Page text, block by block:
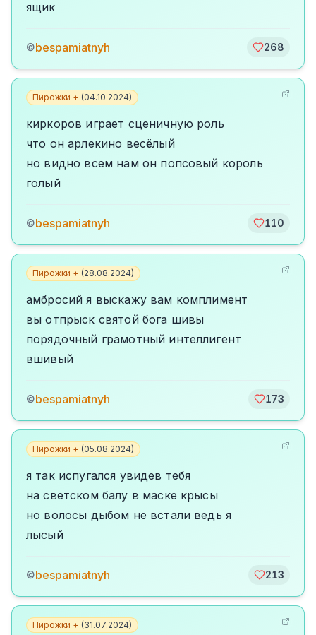
ящик
©bespamiatnyh 268
Пирожки + (04.10.2024)
киркоров играет сценичную роль
что он арлекино весёлый
но видно всем нам он попсовый король
голый
©bespamiatnyh 110
Пирожки + (28.08.2024)
амбросий я выскажу вам комплимент
вы отпрыск святой бога шивы
порядочный грамотный интеллигент
вшивый
©bespamiatnyh 173
Пирожки + (05.08.2024)
я так испугался увидев тебя
на светском балу в маске крысы
но волосы дыбом не встали ведь я
лысый
©bespamiatnyh 213
Пирожки + (31.07.2024)